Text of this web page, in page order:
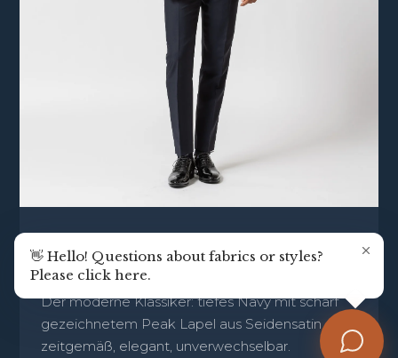
Navy mit Peak Lapel
Der moderne Klassiker: tiefes Navy mit scharf
gezeichnetem Peak Lapel aus Seidensatin –
zeitgemäß, elegant, unverwechselbar.
👋 Hello! Questions about fabrics or styles?
Please click here.